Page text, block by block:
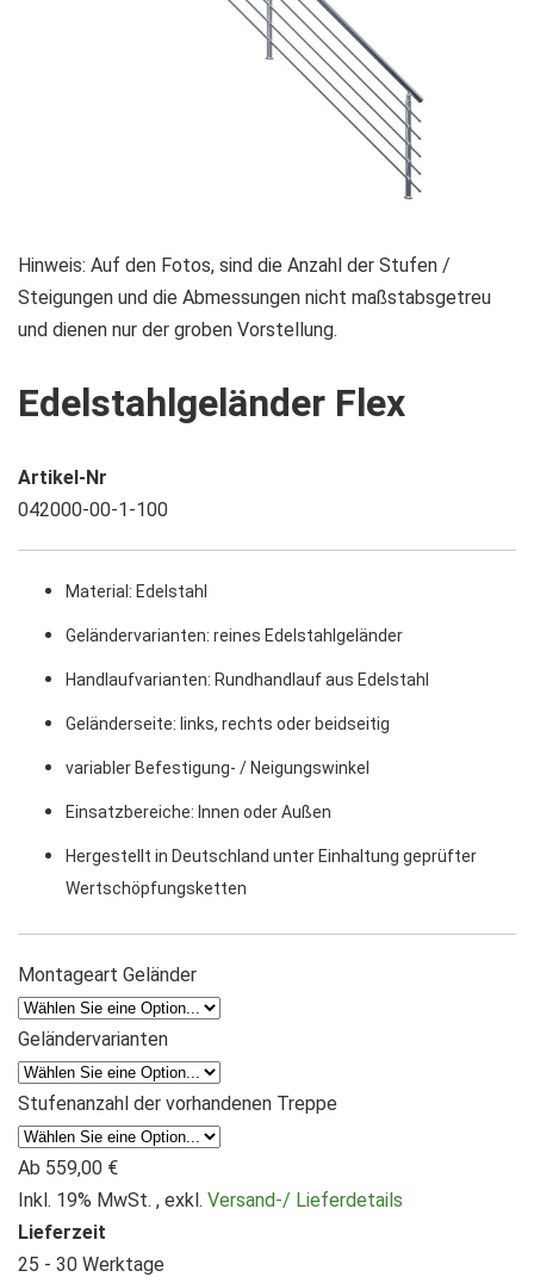
Zum
Anfang
der
springen
Hinweis: Auf den Fotos, sind die Anzahl der Stufen /
Steigungen und die Abmessungen nicht maßstabsgetreu
und dienen nur der groben Vorstellung.
Edelstahlgeländer Flex
Artikel-Nr
042000-00-1-100
Material: Edelstahl
Geländervarianten: reines Edelstahlgeländer
Handlaufvarianten: Rundhandlauf aus Edelstahl
Geländerseite: links, rechts oder beidseitig
variabler Befestigung- / Neigungswinkel
Einsatzbereiche: Innen oder Außen
Hergestellt in Deutschland unter Einhaltung geprüfter
Wertschöpfungsketten
Montageart Geländer
Geländervarianten
Stufenanzahl der vorhandenen Treppe
Ab 559,00 €
Inkl. 19% MwSt. , exkl. Versand-/ Lieferdetails
Lieferzeit
25 - 30 Werktage